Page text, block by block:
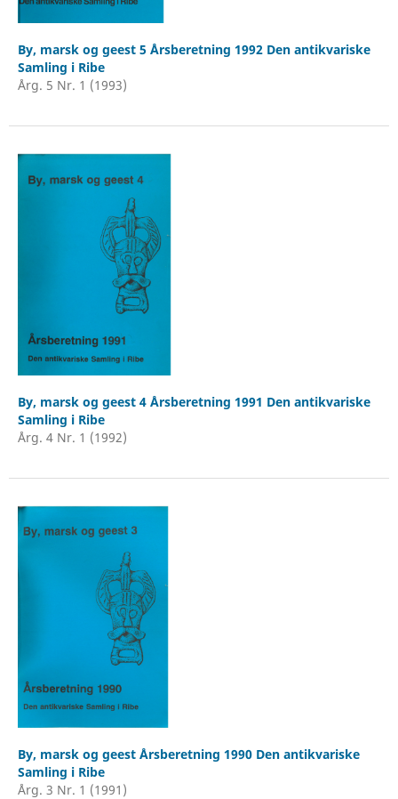
By, marsk og geest 5 Årsberetning 1992 Den antikvariske
Samling i Ribe
Årg. 5 Nr. 1 (1993)
By, marsk og geest 4 Årsberetning 1991 Den antikvariske
Samling i Ribe
Årg. 4 Nr. 1 (1992)
By, marsk og geest Årsberetning 1990 Den antikvariske
Samling i Ribe
Årg. 3 Nr. 1 (1991)